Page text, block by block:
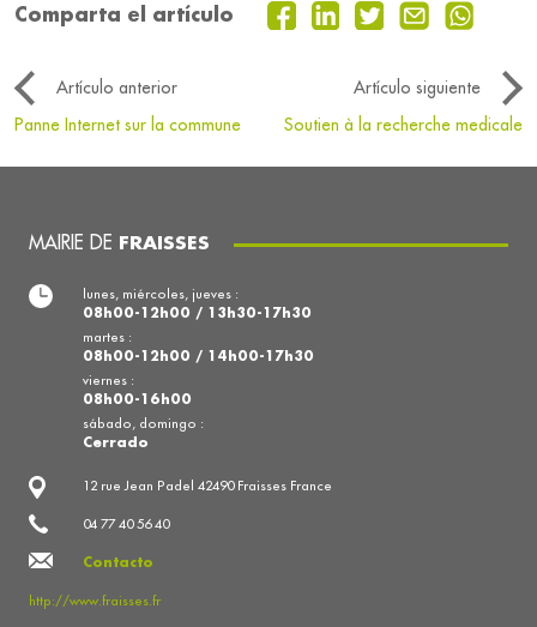
Comparta el artículo
Artículo anterior
Artículo siguiente
Panne Internet sur la commune
Soutien à la recherche medicale
MAIRIE DE FRAISSES
12 rue Jean Padel 42490 Fraisses France
04 77 40 56 40
Contacto
http://www.fraisses.fr
lunes, miércoles, jueves :
08h00-12h00 / 13h30-17h30
martes :
08h00-12h00 / 14h00-17h30
viernes :
08h00-16h00
sábado, domingo :
Cerrado